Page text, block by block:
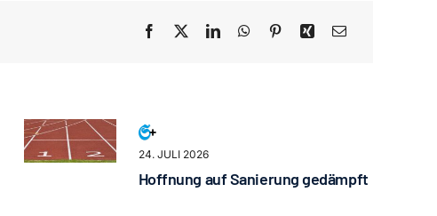
24. JULI 2026
Hoffnung auf Sanierung gedämpft